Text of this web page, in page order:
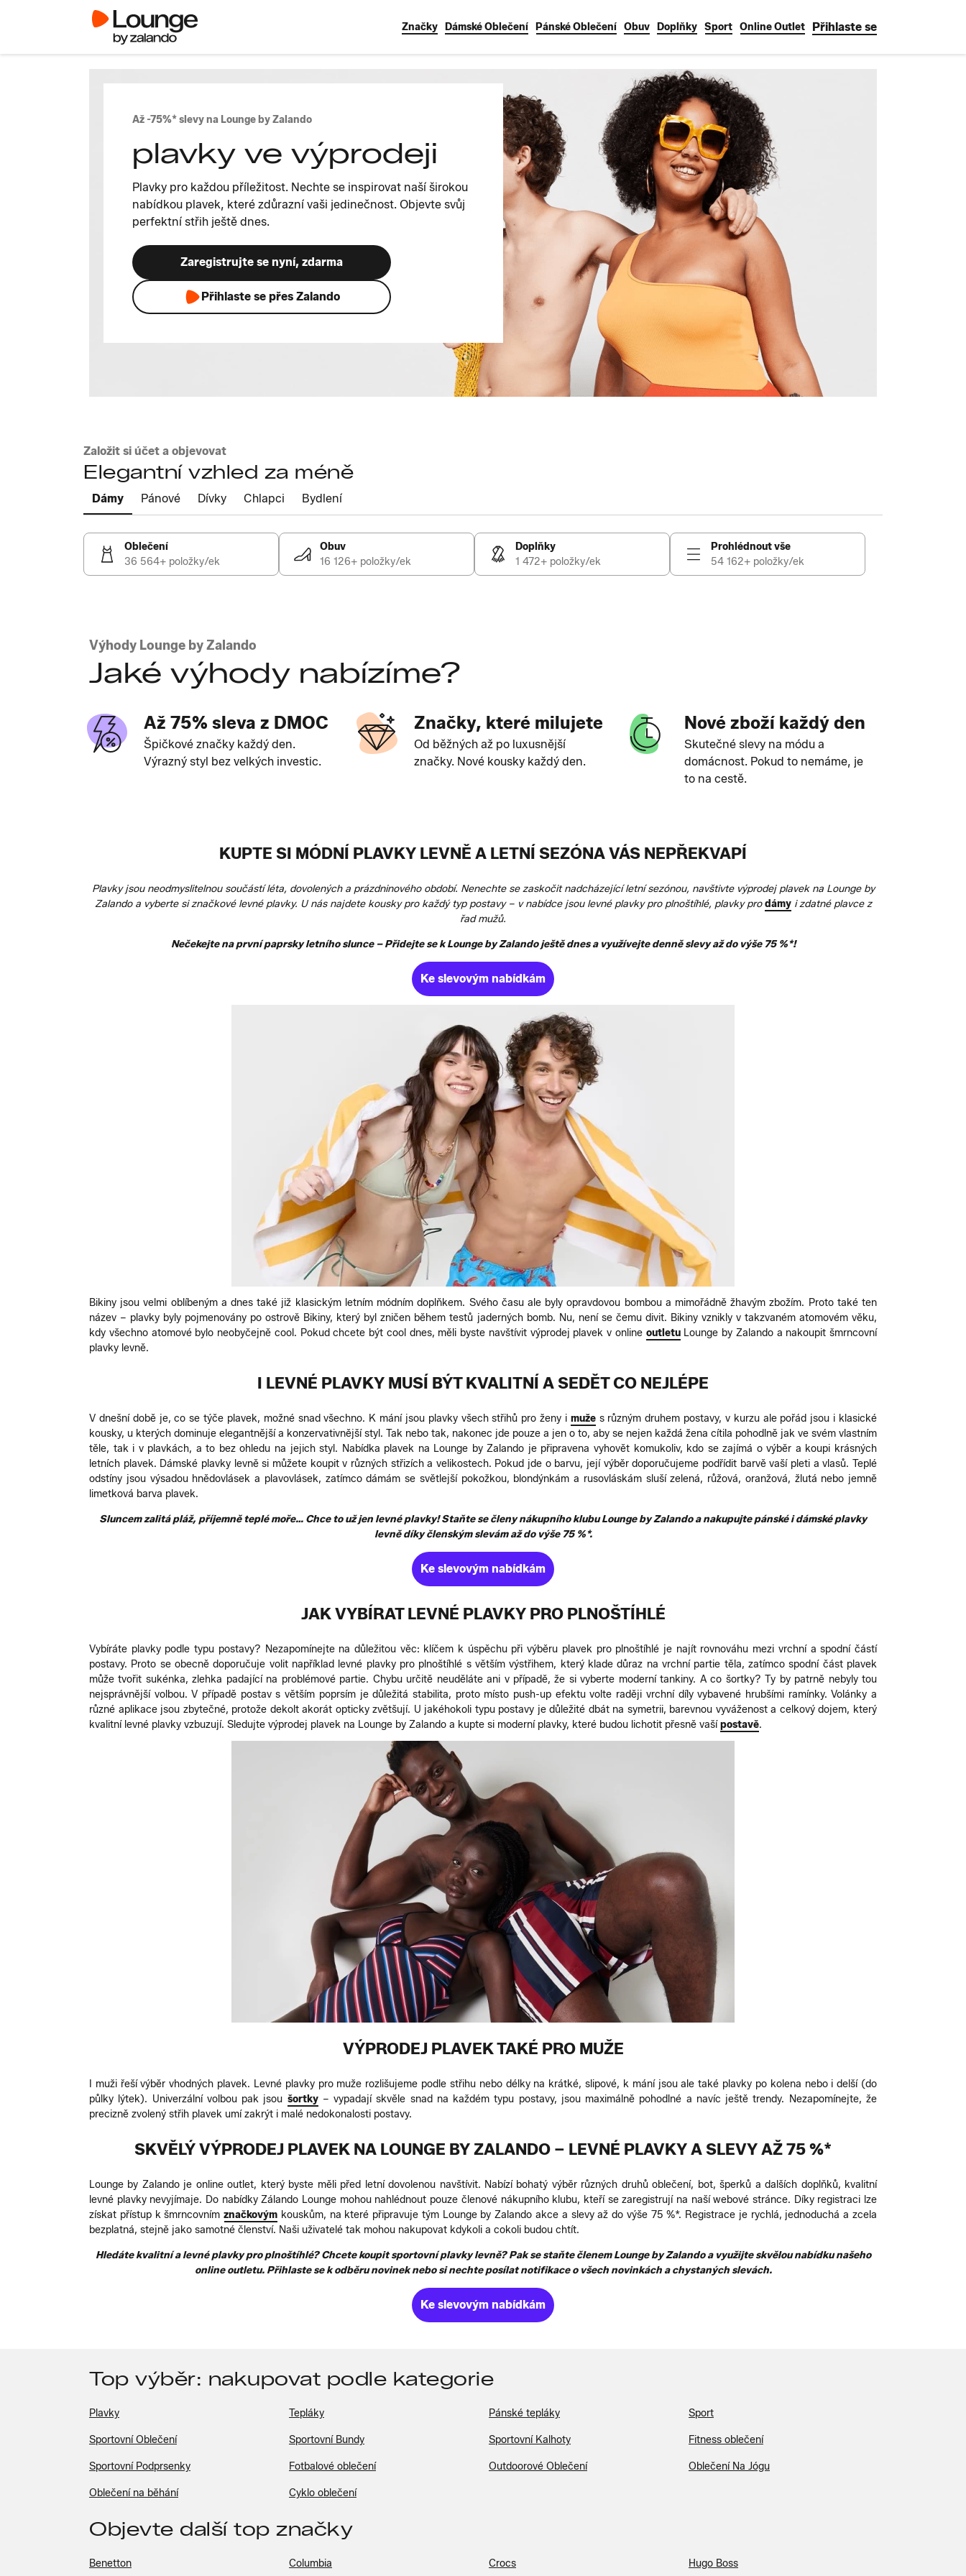
Značky Dámské Oblečení Pánské Oblečení Obuv Doplňky Sport Online Outlet Přihlaste se
Až -75%* slevy na Lounge by Zalando
plavky ve výprodeji
Plavky pro každou příležitost. Nechte se inspirovat naší širokou
nabídkou plavek, které zdůrazní vaši jedinečnost. Objevte svůj
perfektní střih ještě dnes.
Zaregistrujte se nyní, zdarma
Přihlaste se přes Zalando
Založit si účet a objevovat
Elegantní vzhled za méně
Dámy Pánové Dívky Chlapci Bydlení
Oblečení
36 564+ položky/ek
Obuv
16 126+ položky/ek
Doplňky
1 472+ položky/ek
Prohlédnout vše
54 162+ položky/ek
Výhody Lounge by Zalando
Jaké výhody nabízíme?
Až 75% sleva z DMOC
Špičkové značky každý den.
Výrazný styl bez velkých investic.
Značky, které milujete
Od běžných až po luxusnější
značky. Nové kousky každý den.
Nové zboží každý den
Skutečné slevy na módu a
domácnost. Pokud to nemáme, je
to na cestě.
KUPTE SI MÓDNÍ PLAVKY LEVNĚ A LETNÍ SEZÓNA VÁS NEPŘEKVAPÍ
Plavky jsou neodmyslitelnou součástí léta, dovolených a prázdninového období. Nenechte se zaskočit nadcházející letní sezónou, navštivte výprodej plavek na Lounge by
Zalando a vyberte si značkové levné plavky. U nás najdete kousky pro každý typ postavy – v nabídce jsou levné plavky pro plnoštíhlé, plavky prodámyi zdatné plavce z
řad mužů.
Nečekejte na první paprsky letního slunce – Přidejte se k Lounge by Zalando ještě dnes a využívejte denně slevy až do výše 75 %*!
Ke slevovým nabídkám
Bikiny jsou velmi oblíbeným a dnes také již klasickým letním módním doplňkem. Svého času ale byly opravdovou bombou a mimořádně žhavým zbožím. Proto také ten
název – plavky byly pojmenovány po ostrově Bikiny, který byl zničen během testů jaderných bomb. Nu, není se čemu divit. Bikiny vznikly v takzvaném atomovém věku,
kdy všechno atomové bylo neobyčejně cool. Pokud chcete být cool dnes, měli byste navštívit výprodej plavek v online outletuLounge by Zalando a nakoupit šmrncovní
plavky levně.
I LEVNÉ PLAVKY MUSÍ BÝT KVALITNÍ A SEDĚT CO NEJLÉPE
V dnešní době je, co se týče plavek, možné snad všechno. K mání jsou plavky všech střihů pro ženy i mužes různým druhem postavy, v kurzu ale pořád jsou i klasické
kousky, u kterých dominuje elegantnější a konzervativnější styl. Tak nebo tak, nakonec jde pouze a jen o to, aby se nejen každá žena cítila pohodlně jak ve svém vlastním
těle, tak i v plavkách, a to bez ohledu na jejich styl. Nabídka plavek na Lounge by Zalando je připravena vyhovět komukoliv, kdo se zajímá o výběr a koupi krásných
letních plavek. Dámské plavky levně si můžete koupit v různých střizích a velikostech. Pokud jde o barvu, její výběr doporučujeme podřídit barvě vaší pleti a vlasů. Teplé
odstíny jsou výsadou hnědovlásek a plavovlásek, zatímco dámám se světlejší pokožkou, blondýnkám a rusovláskám sluší zelená, růžová, oranžová, žlutá nebo jemně
limetková barva plavek.
Sluncem zalitá pláž, příjemně teplé moře… Chce to už jen levné plavky! Staňte se členy nákupního klubu Lounge by Zalando a nakupujte pánské i dámské plavky
levně díky členským slevám až do výše 75 %*.
Ke slevovým nabídkám
JAK VYBÍRAT LEVNÉ PLAVKY PRO PLNOŠTÍHLÉ
Vybíráte plavky podle typu postavy? Nezapomínejte na důležitou věc: klíčem k úspěchu při výběru plavek pro plnoštíhlé je najít rovnováhu mezi vrchní a spodní částí
postavy. Proto se obecně doporučuje volit například levné plavky pro plnoštíhlé s větším výstřihem, který klade důraz na vrchní partie těla, zatímco spodní část plavek
může tvořit sukénka, zlehka padající na problémové partie. Chybu určitě neuděláte ani v případě, že si vyberte moderní tankiny. A co šortky? Ty by patrně nebyly tou
nejsprávnější volbou. V případě postav s větším poprsím je důležitá stabilita, proto místo push-up efektu volte raději vrchní díly vybavené hrubšími ramínky. Volánky a
různé aplikace jsou zbytečné, protože dekolt akorát opticky zvětšují. U jakéhokoli typu postavy je důležité dbát na symetrii, barevnou vyváženost a celkový dojem, který
kvalitní levné plavky vzbuzují. Sledujte výprodej plavek na Lounge by Zalando a kupte si moderní plavky, které budou lichotit přesně vašípostavě.
VÝPRODEJ PLAVEK TAKÉ PRO MUŽE
I muži řeší výběr vhodných plavek. Levné plavky pro muže rozlišujeme podle střihu nebo délky na krátké, slipové, k mání jsou ale také plavky po kolena nebo i delší (do
půlky lýtek). Univerzální volbou pak jsou šortky– vypadají skvěle snad na každém typu postavy, jsou maximálně pohodlné a navíc ještě trendy. Nezapomínejte, že
precizně zvolený střih plavek umí zakrýt i malé nedokonalosti postavy.
SKVĚLÝ VÝPRODEJ PLAVEK NA LOUNGE BY ZALANDO – LEVNÉ PLAVKY A SLEVY AŽ 75 %*
Lounge by Zalando je online outlet, který byste měli před letní dovolenou navštívit. Nabízí bohatý výběr různých druhů oblečení, bot, šperků a dalších doplňků, kvalitní
levné plavky nevyjímaje. Do nabídky Zálando Lounge mohou nahlédnout pouze členové nákupního klubu, kteří se zaregistrují na naší webové stránce. Díky registraci lze
získat přístup k šmrncovnímznačkovým kouskům, na které připravuje tým Lounge by Zalando akce a slevy až do výše 75 %*. Registrace je rychlá, jednoduchá a zcela
bezplatná, stejně jako samotné členství. Naši uživatelé tak mohou nakupovat kdykoli a cokoli budou chtít.
Hledáte kvalitní a levné plavky pro plnoštíhlé? Chcete koupit sportovní plavky levně? Pak se staňte členem Lounge by Zalando a využijte skvělou nabídku našeho
online outletu. Přihlaste se k odběru novinek nebo si nechte posílat notifikace o všech novinkách a chystaných slevách.
Ke slevovým nabídkám
Top výběr: nakupovat podle kategorie
Plavky Tepláky Pánské tepláky Sport
Sportovní Oblečení Sportovní Bundy Sportovní Kalhoty Fitness oblečení
Sportovní Podprsenky Fotbalové oblečení Outdoorové Oblečení Oblečení Na Jógu
Oblečení na běhání Cyklo oblečení
Objevte další top značky
Benetton Columbia Crocs Hugo Boss